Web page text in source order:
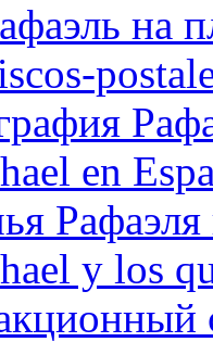
на
en
y los